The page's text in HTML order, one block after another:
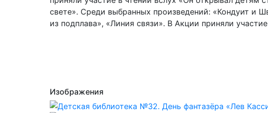
свете». Среди выбранных произведений: «Кондуит и
из подплава», «Линия связи». В Акции приняли
Изображения